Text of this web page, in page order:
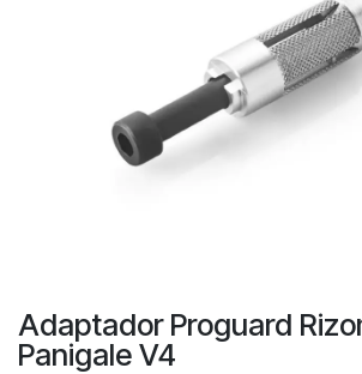
Adaptador Proguard
Panigale V4